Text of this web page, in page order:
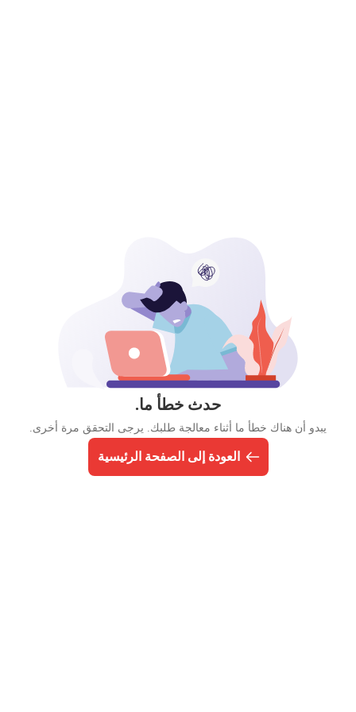
حدث خطأ ما.
يبدو أن هناك خطأ ما أثناء معالجة طلبك. يرجى التحقق مرة أخرى.
العودة إلى الصفحة الرئيسية